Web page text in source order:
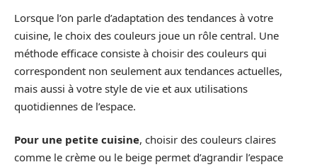
Lorsque l’on parle d’adaptation des tendances à votre
cuisine, le choix des couleurs joue un rôle central. Une
méthode efficace consiste à choisir des couleurs qui
correspondent non seulement aux tendances actuelles,
mais aussi à votre style de vie et aux utilisations
quotidiennes de l’espace.
Pour une petite cuisine, choisir des couleurs claires
comme le crème ou le beige permet d’agrandir l’espace